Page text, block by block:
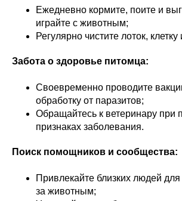
Ежедневно кормите, поите и
играйте с животным;
Регулярно чистите лоток,
Забота о здоровье питомца:
Своевременно проводите
обработку от паразитов;
Обращайтесь к ветеринару при
признаках заболевания.
Поиск помощников и сообщества:
Привлекайте близких людей
за животным;